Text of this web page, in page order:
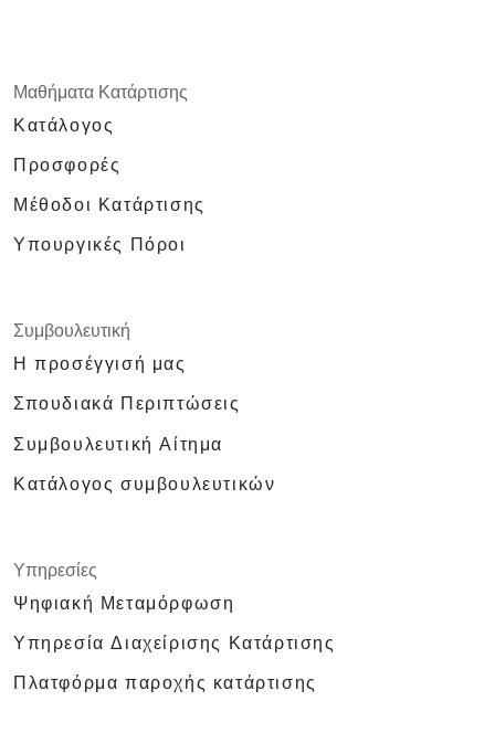
Μαθήματα Κατάρτισης
Κατάλογος
Προσφορές
Μέθοδοι Κατάρτισης
Υπουργικές Πόροι
Συμβουλευτική
Η προσέγγισή μας
Σπουδιακά Περιπτώσεις
Συμβουλευτική Αίτημα
Κατάλογος συμβουλευτικών
Υπηρεσίες
Ψηφιακή Μεταμόρφωση
Υπηρεσία Διαχείρισης Κατάρτισης
Πλατφόρμα παροχής κατάρτισης